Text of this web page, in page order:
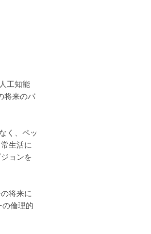
工知能
将来のバ
く、ペッ
生活に
ョンを
将来に
の倫理的